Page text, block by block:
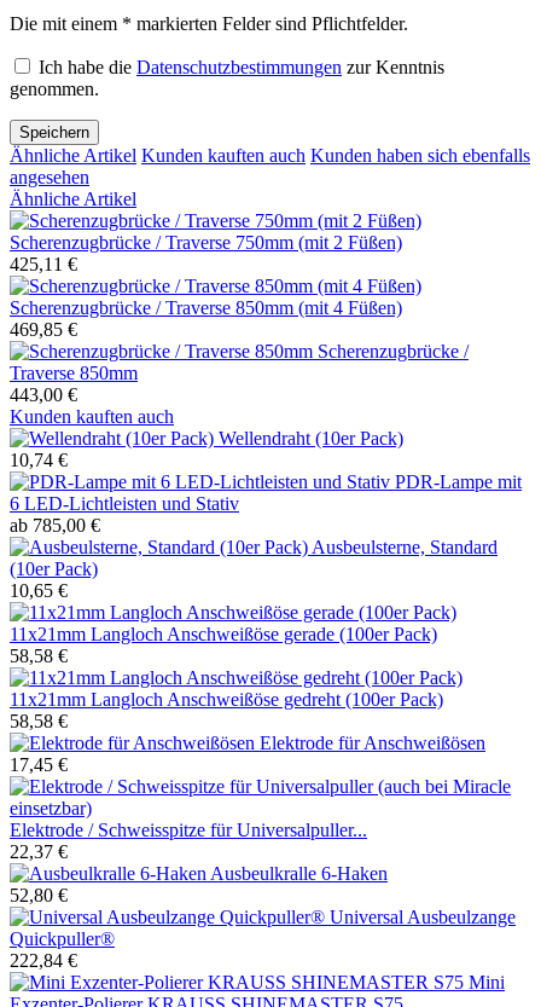
Die mit einem * markierten Felder sind Pflichtfelder.
Ich habe die Datenschutzbestimmungen zur Kenntnis
genommen.
Speichern
Ähnliche Artikel Kunden kauften auch Kunden haben sich ebenfalls
angesehen
Ähnliche Artikel
Scherenzugbrücke / Traverse 750mm (mit 2 Füßen)
425,11 €
Scherenzugbrücke / Traverse 850mm (mit 4 Füßen)
469,85 €
Scherenzugbrücke /
Traverse 850mm
443,00 €
Kunden kauften auch
Wellendraht (10er Pack)
10,74 €
PDR-Lampe mit
6 LED-Lichtleisten und Stativ
ab 785,00 €
Ausbeulsterne, Standard
(10er Pack)
10,65 €
11x21mm Langloch Anschweißöse gerade (100er Pack)
58,58 €
11x21mm Langloch Anschweißöse gedreht (100er Pack)
58,58 €
Elektrode für Anschweißösen
17,45 €
Elektrode / Schweisspitze für Universalpuller...
22,37 €
Ausbeulkralle 6-Haken
52,80 €
Universal Ausbeulzange
Quickpuller®
222,84 €
Mini